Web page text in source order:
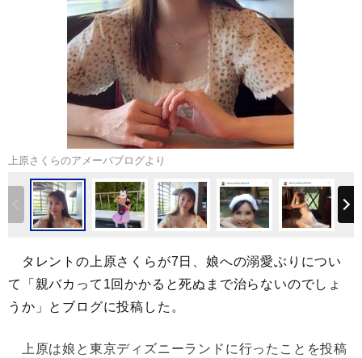
上原さくらのアメーバブログより
タレントの上原さくらが7日、娘への溺愛ぶりについ
て「親バカって1回かかると死ぬまで治らないのでしょ
うか」とブログに投稿した。
上原は娘と東京ディズニーランドに行ったことを投稿